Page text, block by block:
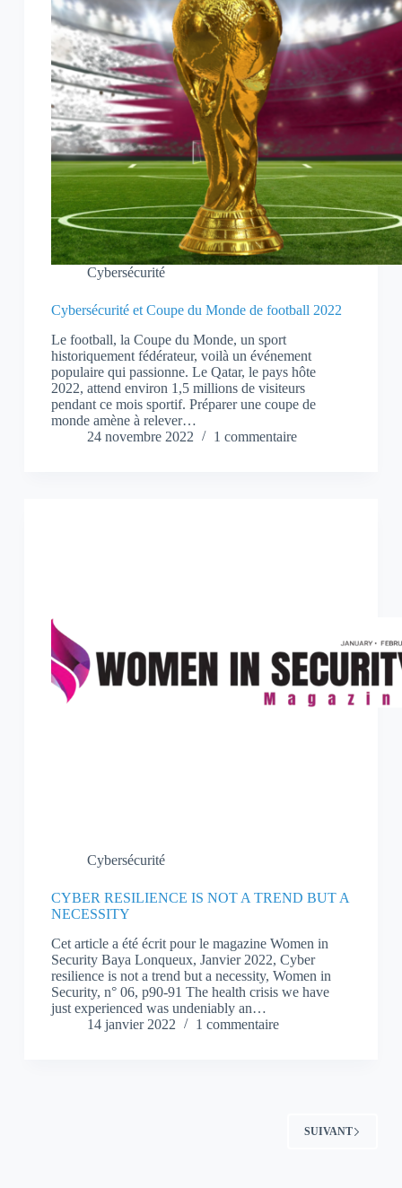
Cybersécurité
Cybersécurité et Coupe du Monde de football 2022
Le football, la Coupe du Monde, un sport
historiquement fédérateur, voilà un événement
populaire qui passionne. Le Qatar, le pays hôte
2022, attend environ 1,5 millions de visiteurs
pendant ce mois sportif. Préparer une coupe de
monde amène à relever…
24 novembre 2022
1 commentaire
Cybersécurité
CYBER RESILIENCE IS NOT A TREND BUT A
NECESSITY
Cet article a été écrit pour le magazine Women in
Security Baya Lonqueux, Janvier 2022, Cyber
resilience is not a trend but a necessity, Women in
Security, n° 06, p90-91 The health crisis we have
just experienced was undeniably an…
14 janvier 2022
1 commentaire
SUIVANT